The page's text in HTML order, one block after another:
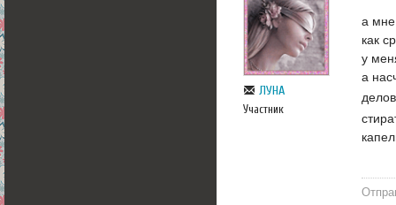
ЛУНА
Участник
а
как
у
а